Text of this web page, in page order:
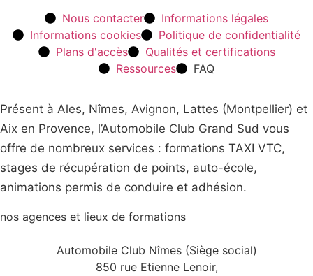
Nous contacter
Informations légales
Informations cookies
Politique de confidentialité
Plans d'accès
Qualités et certifications
Ressources
FAQ
Présent à Ales, Nîmes, Avignon, Lattes (Montpellier) et
Aix en Provence, l’Automobile Club Grand Sud vous
offre de nombreux services : formations TAXI VTC,
stages de récupération de points, auto-école,
animations permis de conduire et adhésion.
nos agences et lieux de formations
Automobile Club Nîmes (Siège social)
850 rue Etienne Lenoir,